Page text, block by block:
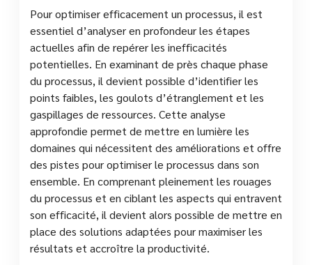
Pour optimiser efficacement un processus, il est
essentiel d’analyser en profondeur les étapes
actuelles afin de repérer les inefficacités
potentielles. En examinant de près chaque phase
du processus, il devient possible d’identifier les
points faibles, les goulots d’étranglement et les
gaspillages de ressources. Cette analyse
approfondie permet de mettre en lumière les
domaines qui nécessitent des améliorations et offre
des pistes pour optimiser le processus dans son
ensemble. En comprenant pleinement les rouages
du processus et en ciblant les aspects qui entravent
son efficacité, il devient alors possible de mettre en
place des solutions adaptées pour maximiser les
résultats et accroître la productivité.